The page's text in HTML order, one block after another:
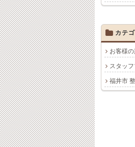
カテ
お客様
スタッ
福井市